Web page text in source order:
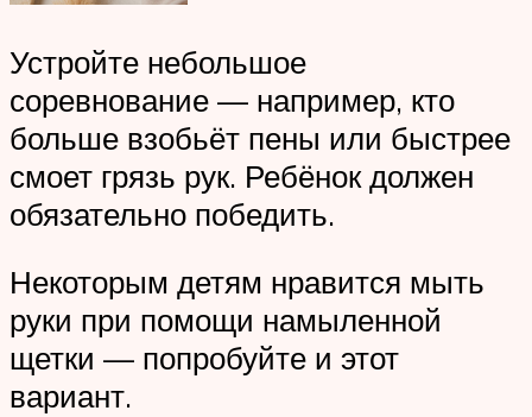
Устройте небольшое
соревнование — например, кто
больше взобьёт пены или быстрее
смоет грязь рук. Ребёнок должен
обязательно победить.
Некоторым детям нравится мыть
руки при помощи намыленной
щетки — попробуйте и этот
вариант.